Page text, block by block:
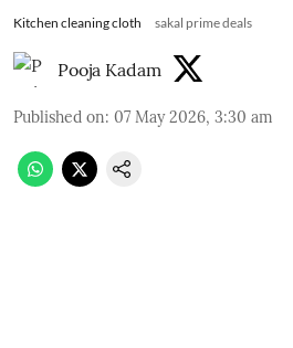
Kitchen cleaning cloth sakal prime deals
Pooja Kadam
Published on: 07 May 2026, 3:30 am